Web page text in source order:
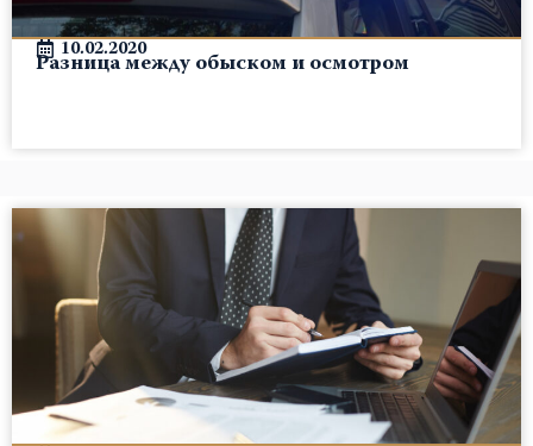
10.02.2020
Разница между обыском и осмотром